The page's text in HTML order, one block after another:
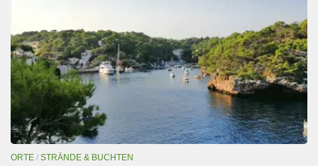
ORTE / STRÄNDE & BUCHTEN